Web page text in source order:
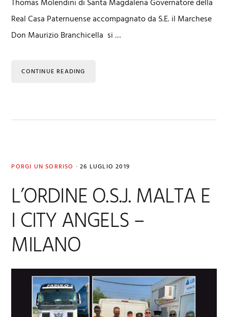
Thomas Molendini di Santa Magdalena Governatore della
Real Casa Paternuense accompagnato da S.E. il Marchese
Don Maurizio Branchicella si …
CONTINUE READING
PORGI UN SORRISO · 26 LUGLIO 2019
L’ORDINE O.S.J. MALTA E
I CITY ANGELS –
MILANO